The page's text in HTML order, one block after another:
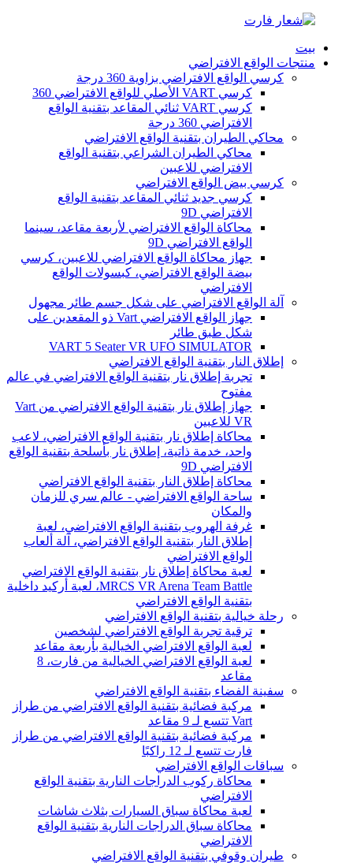
بيت
منتجات الواقع الافتراضي
كرسي الواقع الافتراضي بزاوية 360 درجة
كرسي VART الأصلي للواقع الافتراضي 360
كرسي VART ثنائي المقاعد بتقنية الواقع
الافتراضي 360 درجة
محاكي الطيران بتقنية الواقع الافتراضي
محاكي الطيران الشراعي بتقنية الواقع
الافتراضي للاعبين
كرسي بيض الواقع الافتراضي
كرسي جديد ثنائي المقاعد بتقنية الواقع
الافتراضي 9D
محاكاة الواقع الافتراضي لأربعة مقاعد، سينما
الواقع الافتراضي 9D
جهاز محاكاة الواقع الافتراضي للاعبين، كرسي
بيضة الواقع الافتراضي، كبسولات الواقع
الافتراضي
آلة الواقع الافتراضي على شكل جسم طائر مجهول
جهاز الواقع الافتراضي Vart ذو المقعدين على
شكل طبق طائر
VART 5 Seater VR UFO SIMULATOR
إطلاق النار بتقنية الواقع الافتراضي
تجربة إطلاق نار بتقنية الواقع الافتراضي في عالم
مفتوح
جهاز إطلاق نار بتقنية الواقع الافتراضي من Vart
VR للاعبين
محاكاة إطلاق نار بتقنية الواقع الافتراضي، لاعب
واحد، خدمة ذاتية، إطلاق نار بأسلحة بتقنية الواقع
الافتراضي 9D
محاكاة إطلاق النار بتقنية الواقع الافتراضي
ساحة الواقع الافتراضي - عالم سري للزمان
والمكان
غرفة الهروب بتقنية الواقع الافتراضي، لعبة
إطلاق النار بتقنية الواقع الافتراضي، آلة ألعاب
الواقع الافتراضي
لعبة محاكاة إطلاق نار بتقنية الواقع الافتراضي
MRCS VR Arena Team Battle، لعبة أركيد داخلية
بتقنية الواقع الافتراضي
رحلة خيالية بتقنية الواقع الافتراضي
ترقية تجربة الواقع الافتراضي لشخصين
لعبة الواقع الافتراضي الخيالية بأربعة مقاعد
لعبة الواقع الافتراضي الخيالية من فارت، 8
مقاعد
سفينة الفضاء بتقنية الواقع الافتراضي
مركبة فضائية بتقنية الواقع الافتراضي من طراز
Vart تتسع لـ 9 مقاعد
مركبة فضائية بتقنية الواقع الافتراضي من طراز
فارت تتسع لـ 12 راكبًا
سباقات الواقع الافتراضي
محاكاة ركوب الدراجات النارية بتقنية الواقع
الافتراضي
لعبة محاكاة سباق السيارات بثلاث شاشات
محاكاة سباق الدراجات النارية بتقنية الواقع
الافتراضي
طيران وقوفي بتقنية الواقع الافتراضي